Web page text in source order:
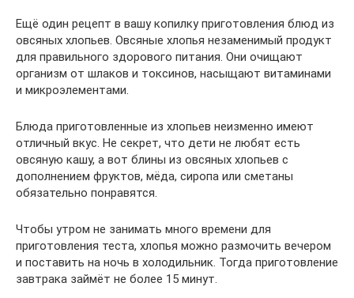
Ещё один рецепт в вашу копилку приготовления блюд из
овсяных хлопьев. Овсяные хлопья незаменимый продукт
для правильного здорового питания. Они очищают
организм от шлаков и токсинов, насыщают витаминами
и микроэлементами.
Блюда приготовленные из хлопьев неизменно имеют
отличный вкус. Не секрет, что дети не любят есть
овсяную кашу, а вот блины из овсяных хлопьев с
дополнением фруктов, мёда, сиропа или сметаны
обязательно понравятся.
Чтобы утром не занимать много времени для
приготовления теста, хлопья можно размочить вечером
и поставить на ночь в холодильник. Тогда приготовление
завтрака займёт не более 15 минут.